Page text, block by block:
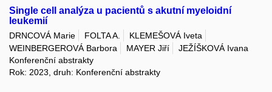
Single cell analýza u pacientů s akutní myeloidní
leukemií
DRNCOVÁ Marie FOLTA A.
KLEMEŠOVÁ Iveta
WEINBERGEROVÁ Barbora
MAYER Jiří
JEŽÍŠKOVÁ Ivana
Konferenční abstrakty
Rok: 2023, druh: Konferenční abstrakty